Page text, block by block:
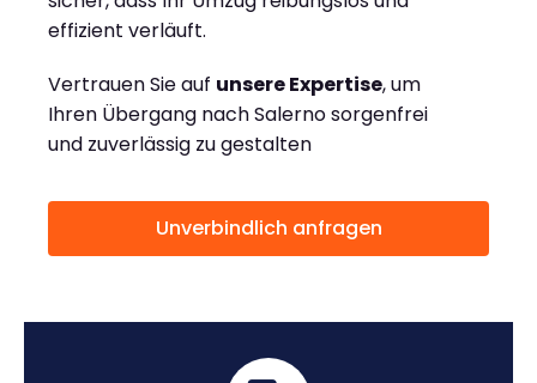
effizient verläuft.
Vertrauen Sie auf unsere Expertise, um
Ihren Übergang nach Salerno sorgenfrei
und zuverlässig zu gestalten
Unverbindlich anfragen